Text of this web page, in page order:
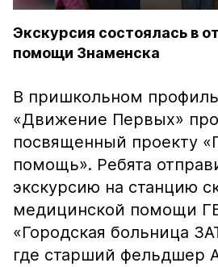
Экскурсия состоялась в
помощи Знаменска
В пришкольном
«Движение Первых»
посвященный проекту
помощь». Ребята
экскурсию на станцию
медицинской помощи
«Городская больница
где старший фельдшер